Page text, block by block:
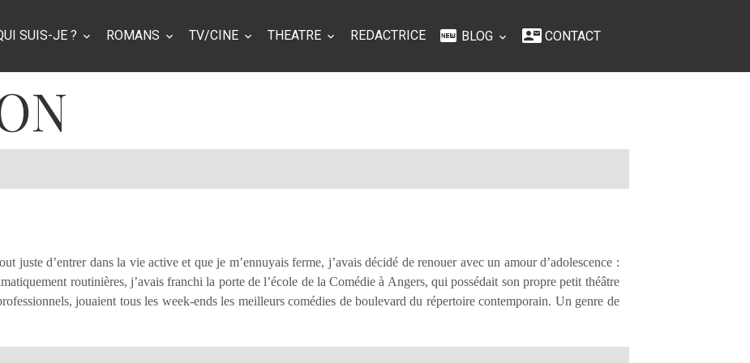
SUIS-JE ? ROMANS TV/CINE THEATRE REDACTRICE BLOG CONTACT
juste d’entrer dans la vie active et que je m’ennuyais ferme, j’avais décidé de renouer avec un amour d’adolescence :
routinières, j’avais franchi la porte de l’école de la Comédie à Angers, qui possédait son propre petit théâtre
jouaient tous les week-ends les meilleurs comédies de boulevard du répertoire contemporain. Un genre de